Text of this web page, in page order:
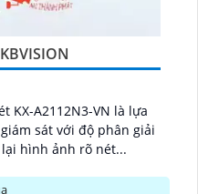
KX-A2112N3-VN là lựa
sát với độ phân giải
hình ảnh rõ nét...